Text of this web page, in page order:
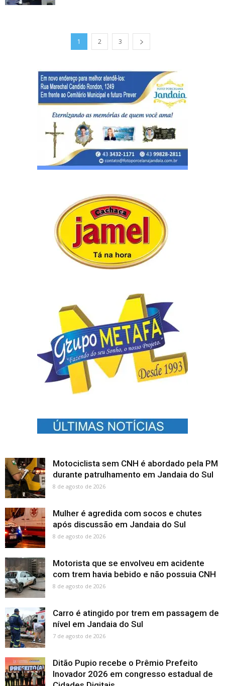
1 2 3
Motociclista sem CNH é abordado pela PM
durante patrulhamento em Jandaia do Sul
8 de agosto de 2026
Mulher é agredida com socos e chutes
após discussão em Jandaia do Sul
8 de agosto de 2026
Motorista que se envolveu em acidente
com trem havia bebido e não possuia CNH
8 de agosto de 2026
Carro é atingido por trem em passagem de
nível em Jandaia do Sul
7 de agosto de 2026
Ditão Pupio recebe o Prêmio Prefeito
Inovador 2026 em congresso estadual de